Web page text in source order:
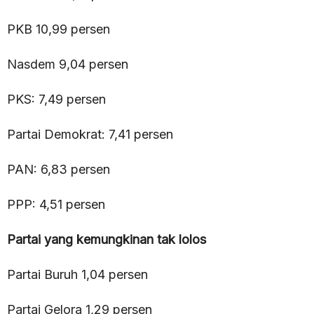
PKB 10,99 persen
Nasdem 9,04 persen
PKS: 7,49 persen
Partai Demokrat: 7,41 persen
PAN: 6,83 persen
PPP: 4,51 persen
Partai yang kemungkinan tak lolos
Partai Buruh 1,04 persen
Partai Gelora 1,29 persen